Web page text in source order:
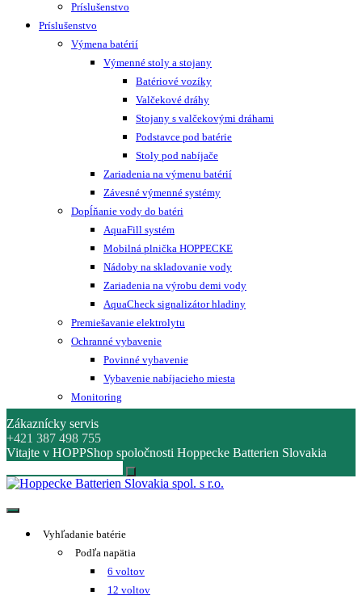
Príslušenstvo
Príslušenstvo
Výmena batérií
Výmenné stoly a stojany
Batériové vozíky
Valčekové dráhy
Stojany s valčekovými dráhami
Podstavce pod batérie
Stoly pod nabíjače
Zariadenia na výmenu batérií
Závesné výmenné systémy
Dopĺňanie vody do batéri
AquaFill systém
Mobilná plnička HOPPECKE
Nádoby na skladovanie vody
Zariadenia na výrobu demi vody
AquaCheck signalizátor hladiny
Premiešavanie elektrolytu
Ochranné vybavenie
Povinné vybavenie
Vybavenie nabíjacieho miesta
Monitoring
Zákaznícky servis
+421 387 498 755
Vitajte v HOPPShop spoločnosti Hoppecke Batterien Slovakia
Hoppecke Batterien Slovakia spol. s r.o.
Online B2B konfigurátor HOPPECKE
Vyhľadanie batérie
Podľa napätia
6 voltov
12 voltov